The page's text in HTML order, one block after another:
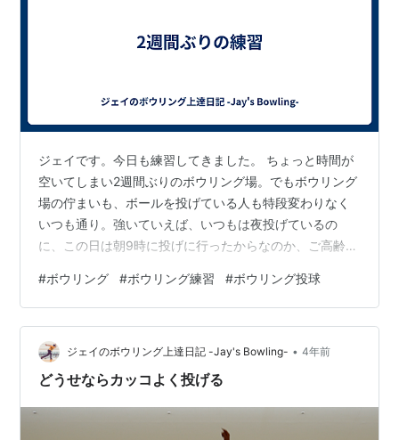
ジェイです。今日も練習してきました。 ちょっと時間が
空いてしまい2週間ぶりのボウリング場。でもボウリング
場の佇まいも、ボールを投げている人も特段変わりなく
いつも通り。強いていえば、いつもは夜投げているの
に、この日は朝9時に投げに行ったからなのか、ご高齢の
とアウェイを感じながらの投球となりました。 前述の通
り、2週間ぶりということもあり「余分な力」が抜けた
「良い」投球ができることを期待していったのですが、
世の中そんなに甘くないものです。最初のうちは「これ
はいいのでは？」という期待感に満ち満ちていたもの
#ボウリング #ボウリング練習 #ボウリング投球
ジェイのボウリング上達日記 -Jay's Bowling- • 4年前
どうせならカッコよく投げる